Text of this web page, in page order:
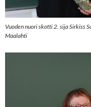
Vuoden nuori skotti 2. sija Sirkiss
Maalahti